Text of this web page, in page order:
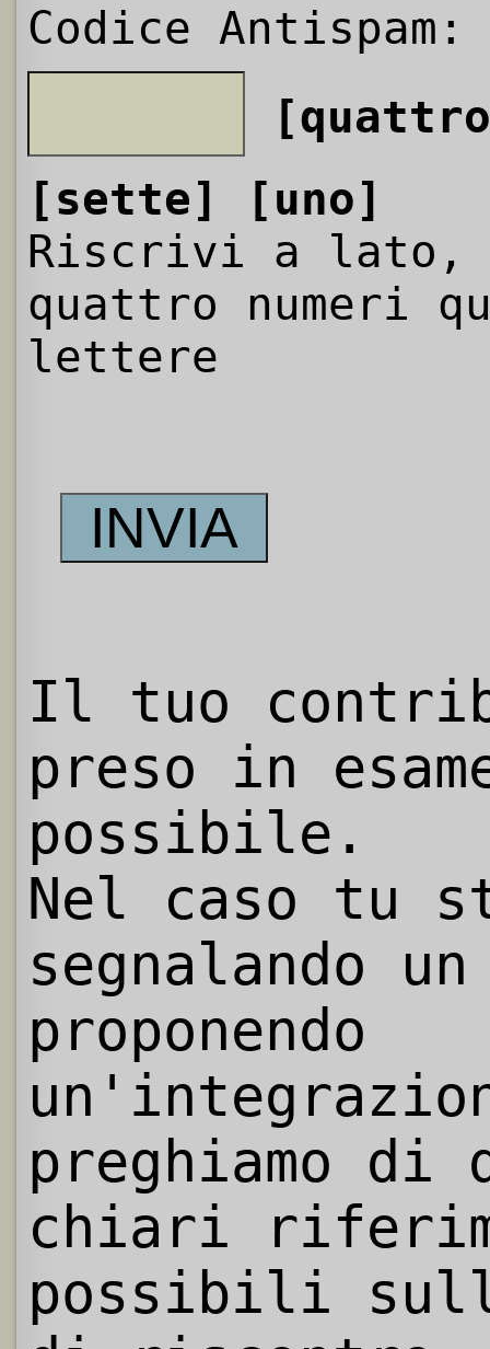
Codice Antispam:
[sette]
[uno]
Riscrivi a
quattro numeri
lettere
Il tuo
preso in
possibile.
Nel caso tu
segnalando
proponendo
preghiamo
chiari
possibili